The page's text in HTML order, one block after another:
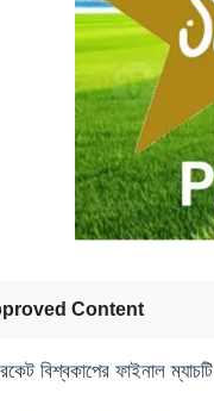
Content
বিশ্বকাপের ফাইনাল